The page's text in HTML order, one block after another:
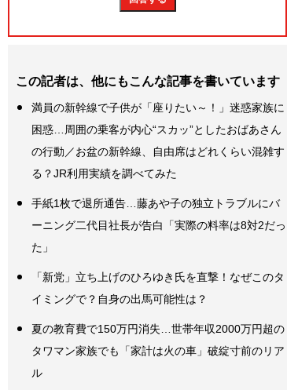
この記者は、他にもこんな記事を書いています
満員の新幹線で子供が「座りたい～！」迷惑家族に
困惑…周囲の乗客が内心“スカッ”としたおばあさん
の行動／お盆の新幹線、自由席はどれくらい混雑す
る？JR利用実績を調べてみた
手紙1枚で退所通告…藤あや子の独立トラブルにバ
ーニング二代目社長が告白「実際の料率は8対2だっ
た」
「新党」立ち上げのひろゆき氏を直撃！なぜこのタ
イミングで？自身の出馬可能性は？
夏の教育費で150万円消失…世帯年収2000万円超の
タワマン家族でも「家計は火の車」破綻寸前のリア
ル